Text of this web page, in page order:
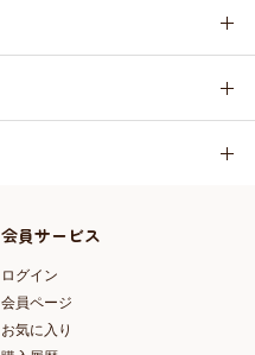
会員サービス
ログイン
会員ページ
お気に入り